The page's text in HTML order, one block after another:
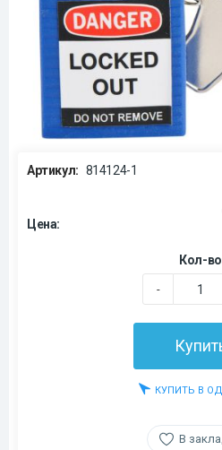
Артикул: 814124-1
Цена:
Кол-во
-
КУПИТЬ В
В